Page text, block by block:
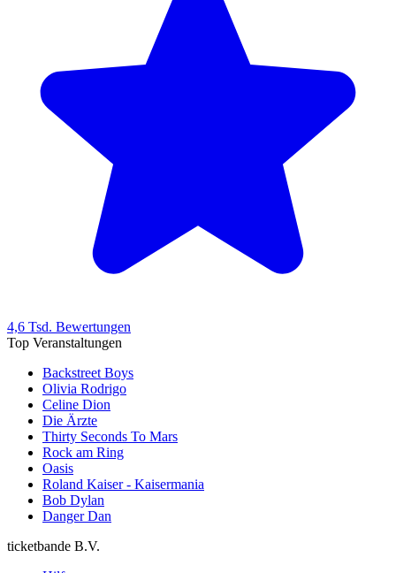
4,6 Tsd. Bewertungen
Top Veranstaltungen
Backstreet Boys
Olivia Rodrigo
Celine Dion
Die Ärzte
Thirty Seconds To Mars
Rock am Ring
Oasis
Roland Kaiser - Kaisermania
Bob Dylan
Danger Dan
ticketbande B.V.